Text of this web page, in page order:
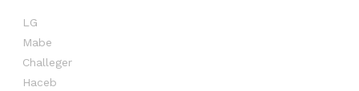
LG
Mabe
Challeger
Haceb